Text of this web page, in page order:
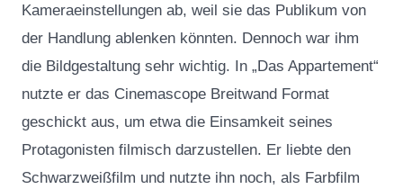
Kameraeinstellungen ab, weil sie das Publikum von
der Handlung ablenken könnten. Dennoch war ihm
die Bildgestaltung sehr wichtig. In „Das Appartement“
nutzte er das Cinemascope Breitwand Format
geschickt aus, um etwa die Einsamkeit seines
Protagonisten filmisch darzustellen. Er liebte den
Schwarzweißfilm und nutzte ihn noch, als Farbfilm